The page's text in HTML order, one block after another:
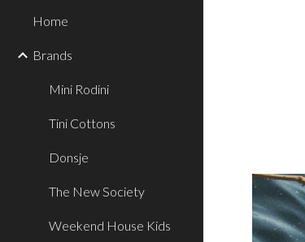
Home
Brands
Mini Rodini
Tini Cottons
Donsje
The New Society
Weekend House Kids